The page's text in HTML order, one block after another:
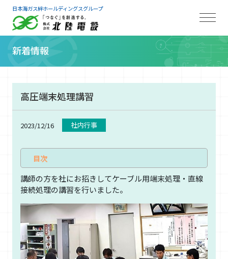
日本海ガス絆ホールディングスグループ
新着情報
高圧端末処理講習
社内行事
2023/12/16
講師の方を社にお招きしてケーブル用端末処理・直線
接続処理の講習を行いました。